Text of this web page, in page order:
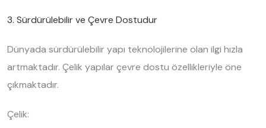
3. Sürdürülebilir ve Çevre Dostudur
Dünyada sürdürülebilir yapı teknolojilerine olan ilgi hızla
artmaktadır. Çelik yapılar çevre dostu özellikleriyle öne
çıkmaktadır.
Çelik: